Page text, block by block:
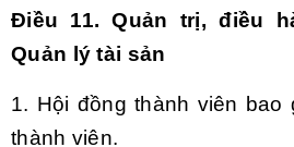
Điều 11. Quản trị, điều
Quản lý tài sản
1. Hội đồng thành viên bao
thành viên.